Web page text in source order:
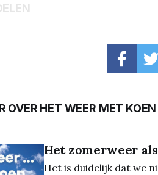
OVER HET WEER MET KOEN
Het zomerweer
Het is duidelijk dat we